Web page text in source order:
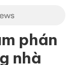
phán
nhà